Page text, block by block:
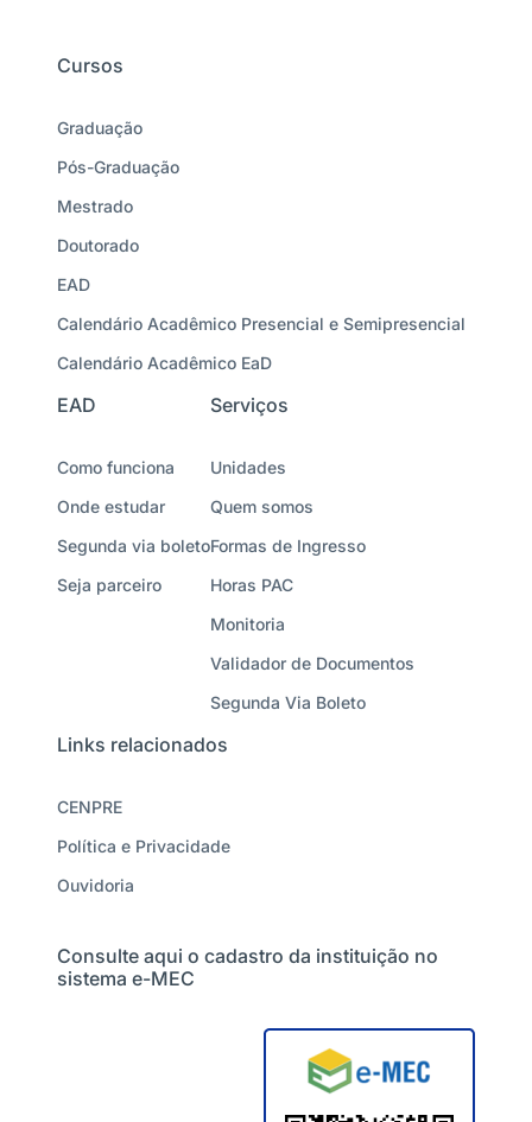
Cursos
Graduação
Pós-Graduação
Mestrado
Doutorado
EAD
Calendário Acadêmico Presencial e Semipresencial
Calendário Acadêmico EaD
EAD
Como funciona
Onde estudar
Segunda via boleto
Seja parceiro
Serviços
Unidades
Quem somos
Formas de Ingresso
Horas PAC
Monitoria
Validador de Documentos
Segunda Via Boleto
Links relacionados
CENPRE
Política e Privacidade
Ouvidoria
Consulte aqui o cadastro da instituição no
sistema e-MEC